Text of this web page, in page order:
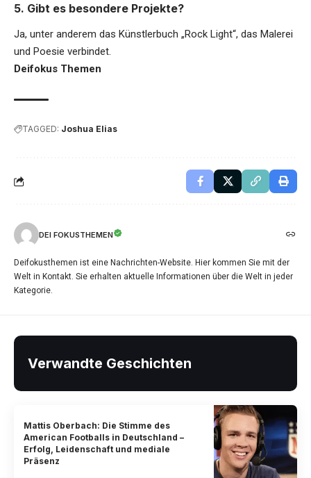
5. Gibt es besondere Projekte?
Ja, unter anderem das Künstlerbuch „Rock Light“, das Malerei
und Poesie verbindet.
Deifokus Themen
TAGGED: Joshua Elias
DEI FOKUSTHEMEN
Deifokusthemen ist eine Nachrichten-Website. Hier kommen Sie mit der
Welt in Kontakt. Sie erhalten aktuelle Informationen über die Welt in jeder
Kategorie.
Verwandte Geschichten
Mattis Oberbach: Die Stimme des
American Footballs in Deutschland –
Erfolg, Leidenschaft und mediale
Präsenz